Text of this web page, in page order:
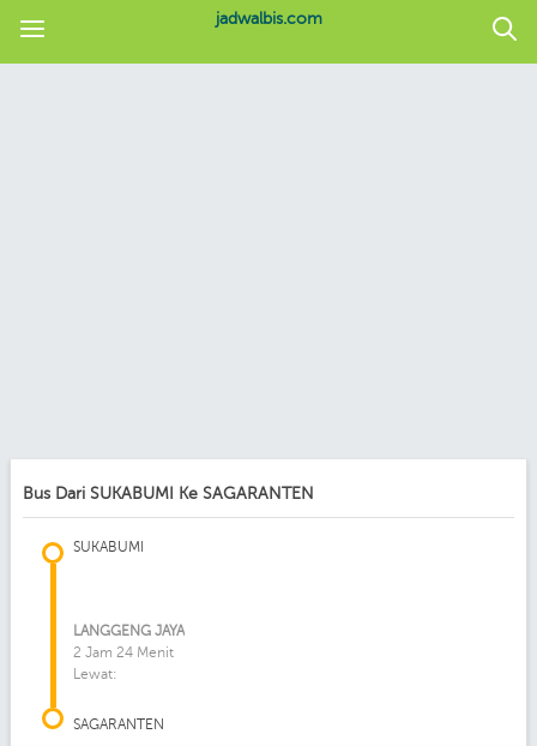
jadwalbis.com
Bus Dari SUKABUMI Ke SAGARANTEN
SUKABUMI
LANGGENG JAYA
2 Jam 24 Menit
Lewat:
SAGARANTEN